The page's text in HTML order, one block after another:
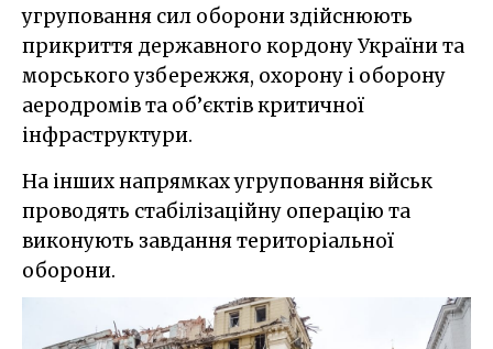
угруповання сил оборони здійснюють
прикриття державного кордону України та
морського узбережжя, охорону і оборону
аеродромів та об’єктів критичної
інфраструктури.
На інших напрямках угруповання військ
проводять стабілізаційну операцію та
виконують завдання територіальної
оборони.